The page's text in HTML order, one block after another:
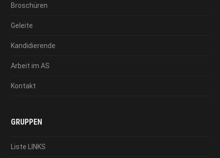
Broschüren
Geleite
Kandidierende
Arbeit im AS
Kontakt
GRUPPEN
Liste LINKS